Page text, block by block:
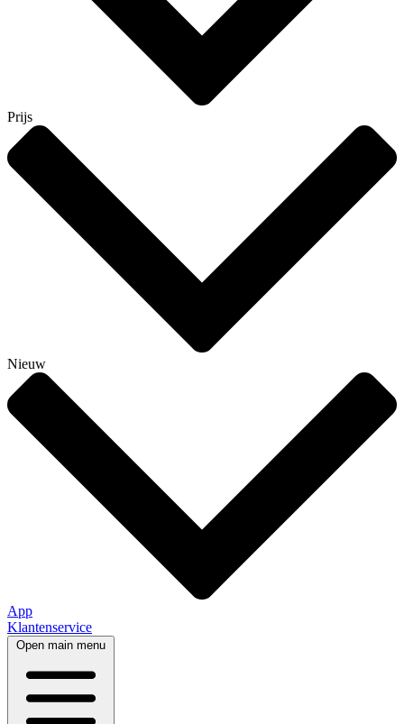
Prijs
Nieuw
App
Klantenservice
Open main menu